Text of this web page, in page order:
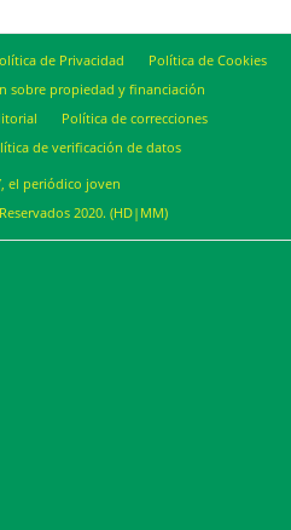
de Privacidad
Política de Cookies
sobre propiedad y financiación
Política de correcciones
de verificación de datos
el periódico joven
2020. (HD|MM)